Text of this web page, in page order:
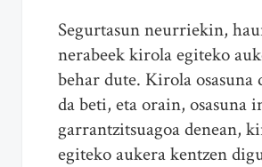
Segurtasun neurriekin,
nerabeek kirola egiteko
behar dute. Kirola osasuna
da beti, eta orain, osasuna
garrantzitsuagoa denean,
egiteko aukera kentzen